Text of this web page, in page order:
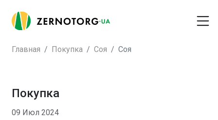
Главная Покупка Соя Соя
Покупка
09 Июл 2024